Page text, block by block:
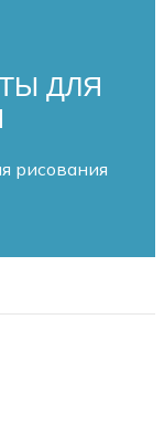
ДЛЯ
рисования